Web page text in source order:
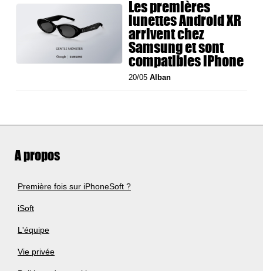
Les premières
lunettes Android XR
arrivent chez
Samsung et sont
compatibles iPhone
20/05Alban
A propos
Première fois sur iPhoneSoft ?
iSoft
L'équipe
Vie privée